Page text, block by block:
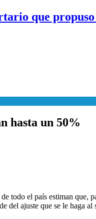
que
hasta un 50%
todo el país estiman
del ajuste que se le haga